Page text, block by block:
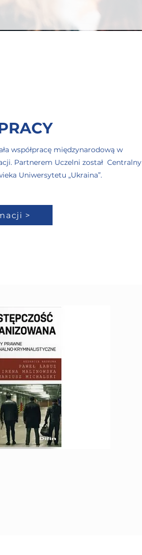
współpracę międzynarodową w
Partnerem Uczelni został Centralny
Uniwersytetu „Ukraina”.
>